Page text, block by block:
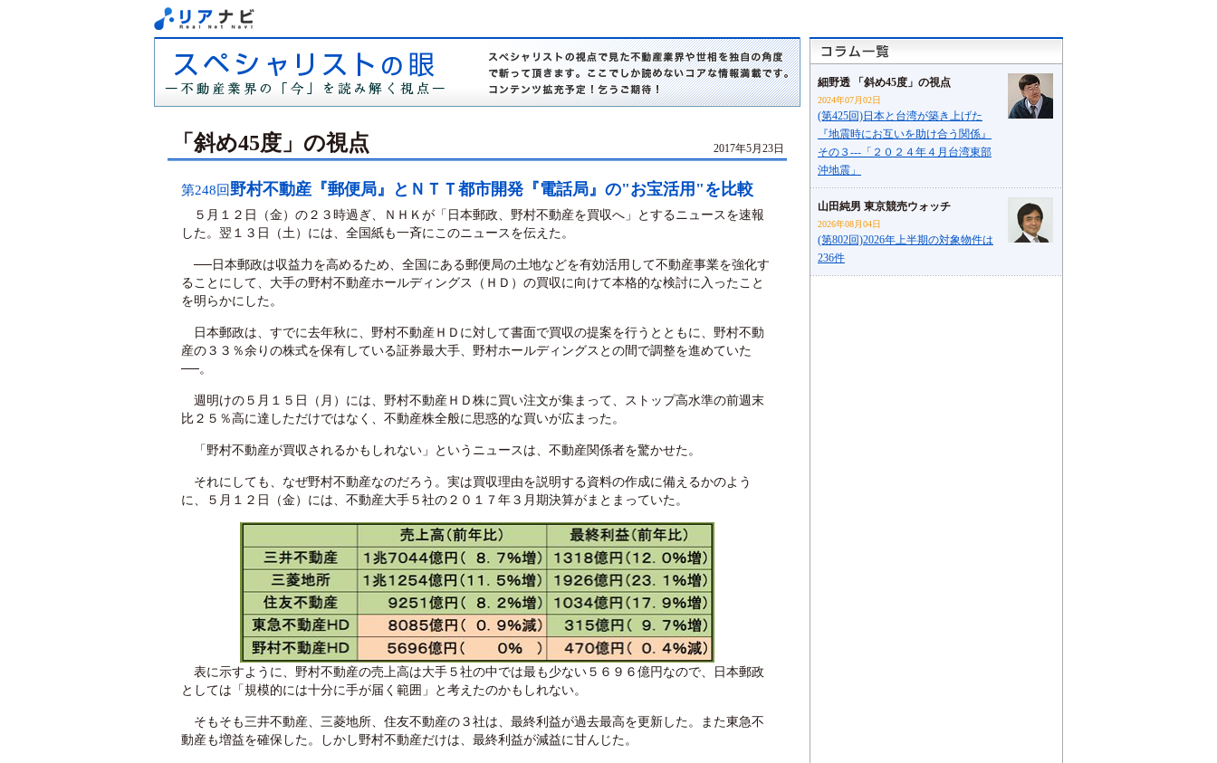
「斜め45度」の視点 2017年5月23日
第248回野村不動産『郵便局』とＮＴＴ都市開発『電話局』の"お宝活用"を比較
５月１２日（金）の２３時過ぎ、ＮＨＫが「日本郵政、野村不動産を買収へ」とするニュースを速報
した。翌１３日（土）には、全国紙も一斉にこのニュースを伝えた。
──日本郵政は収益力を高めるため、全国にある郵便局の土地などを有効活用して不動産事業を強化す
ることにして、大手の野村不動産ホールディングス（ＨＤ）の買収に向けて本格的な検討に入ったこと
を明らかにした。
日本郵政は、すでに去年秋に、野村不動産ＨＤに対して書面で買収の提案を行うとともに、野村不動
産の３３％余りの株式を保有している証券最大手、野村ホールディングスとの間で調整を進めていた
──。
週明けの５月１５日（月）には、野村不動産ＨＤ株に買い注文が集まって、ストップ高水準の前週末
比２５％高に達しただけではなく、不動産株全般に思惑的な買いが広まった。
「野村不動産が買収されるかもしれない」というニュースは、不動産関係者を驚かせた。
それにしても、なぜ野村不動産なのだろう。実は買収理由を説明する資料の作成に備えるかのよう
に、５月１２日（金）には、不動産大手５社の２０１７年３月期決算がまとまっていた。
表に示すように、野村不動産の売上高は大手５社の中では最も少ない５６９６億円なので、日本郵政
としては「規模的には十分に手が届く範囲」と考えたのかもしれない。
そもそも三井不動産、三菱地所、住友不動産の３社は、最終利益が過去最高を更新した。また東急不
動産も増益を確保した。しかし野村不動産だけは、最終利益が減益に甘んじた。
細野透 「斜め45度」の視点
2024年07月02日
(第425回)日本と台湾が築き上げた
『地震時にお互いを助け合う関係』
その３---「２０２４年４月台湾東部
沖地震」
山田純男 東京競売ウォッチ
2026年08月04日
(第802回)2026年上半期の対象物件は
236件